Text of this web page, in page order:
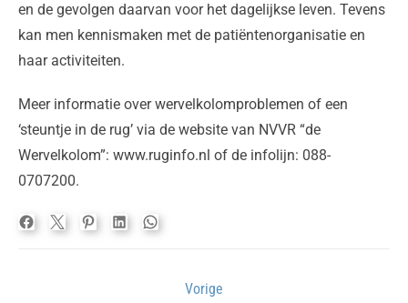
en de gevolgen daarvan voor het dagelijkse leven. Tevens
kan men kennismaken met de patiëntenorganisatie en
haar activiteiten.
Meer informatie over wervelkolomproblemen of een
‘steuntje in de rug’ via de website van NVVR “de
Wervelkolom”: www.ruginfo.nl of de infolijn: 088-
0707200.
Vorige